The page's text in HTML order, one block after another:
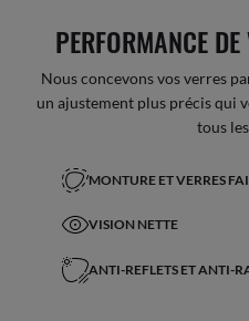
PERFORMANCE
Nous concevons vos verres
un ajustement plus précis qui
tous
MONTURE ET VERRES
VISION NETTE
ANTI-REFLETS ET ANTI-